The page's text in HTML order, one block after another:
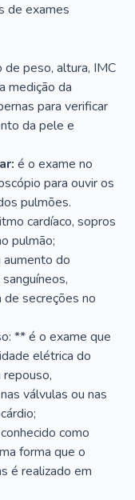
de exames
de peso, altura, IMC
medição da
para verificar
da pele e
é o exame no
para ouvir os
pulmões.
cardíaco, sopros
pulmão;
do
secreções no
** é o exame que
elétrica do
válvulas ou nas
como
forma que o
é realizado em